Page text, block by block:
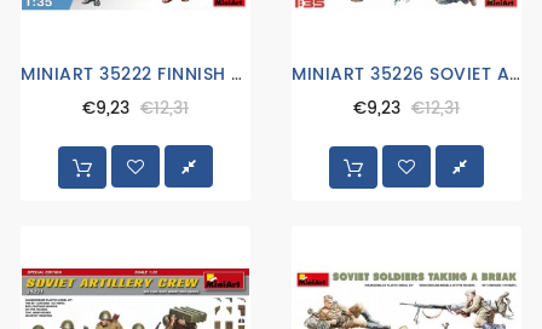
MINIART 35222 FINNISH TANK CREW
€9,23 €12,31
MINIART 35226 SOVIET ASSAULT INFANTRY
€9,23 €12,31